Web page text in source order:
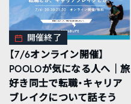
開催終了
【7/6オンライン開催】
POOLOが気になる人へ｜旅
好き同士で転職・キャリア
ブレイクについて話そう